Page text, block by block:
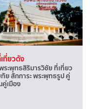
ที่ยวดัง
ระพุทธสิริมารวิชัย ที่เที่ยว
ทัย สักการะ พระพุทธรูป คู่
คู่เมือง